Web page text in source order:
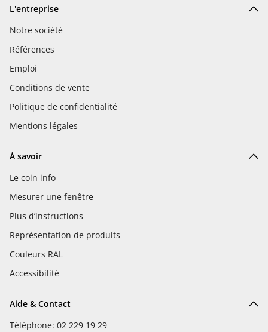
L'entreprise
Notre société
Références
Emploi
Conditions de vente
Politique de confidentialité
Mentions légales
À savoir
Le coin info
Mesurer une fenêtre
Plus d’instructions
Représentation de produits
Couleurs RAL
Accessibilité
Aide & Contact
Téléphone: 02 229 19 29